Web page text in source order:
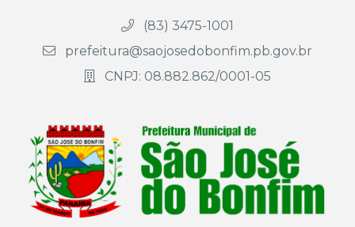
(83) 3475-1001
prefeitura@saojosedobonfim.pb.gov.br
CNPJ: 08.882.862/0001-05